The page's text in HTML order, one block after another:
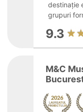
destinație
grupuri
9.3
M&C